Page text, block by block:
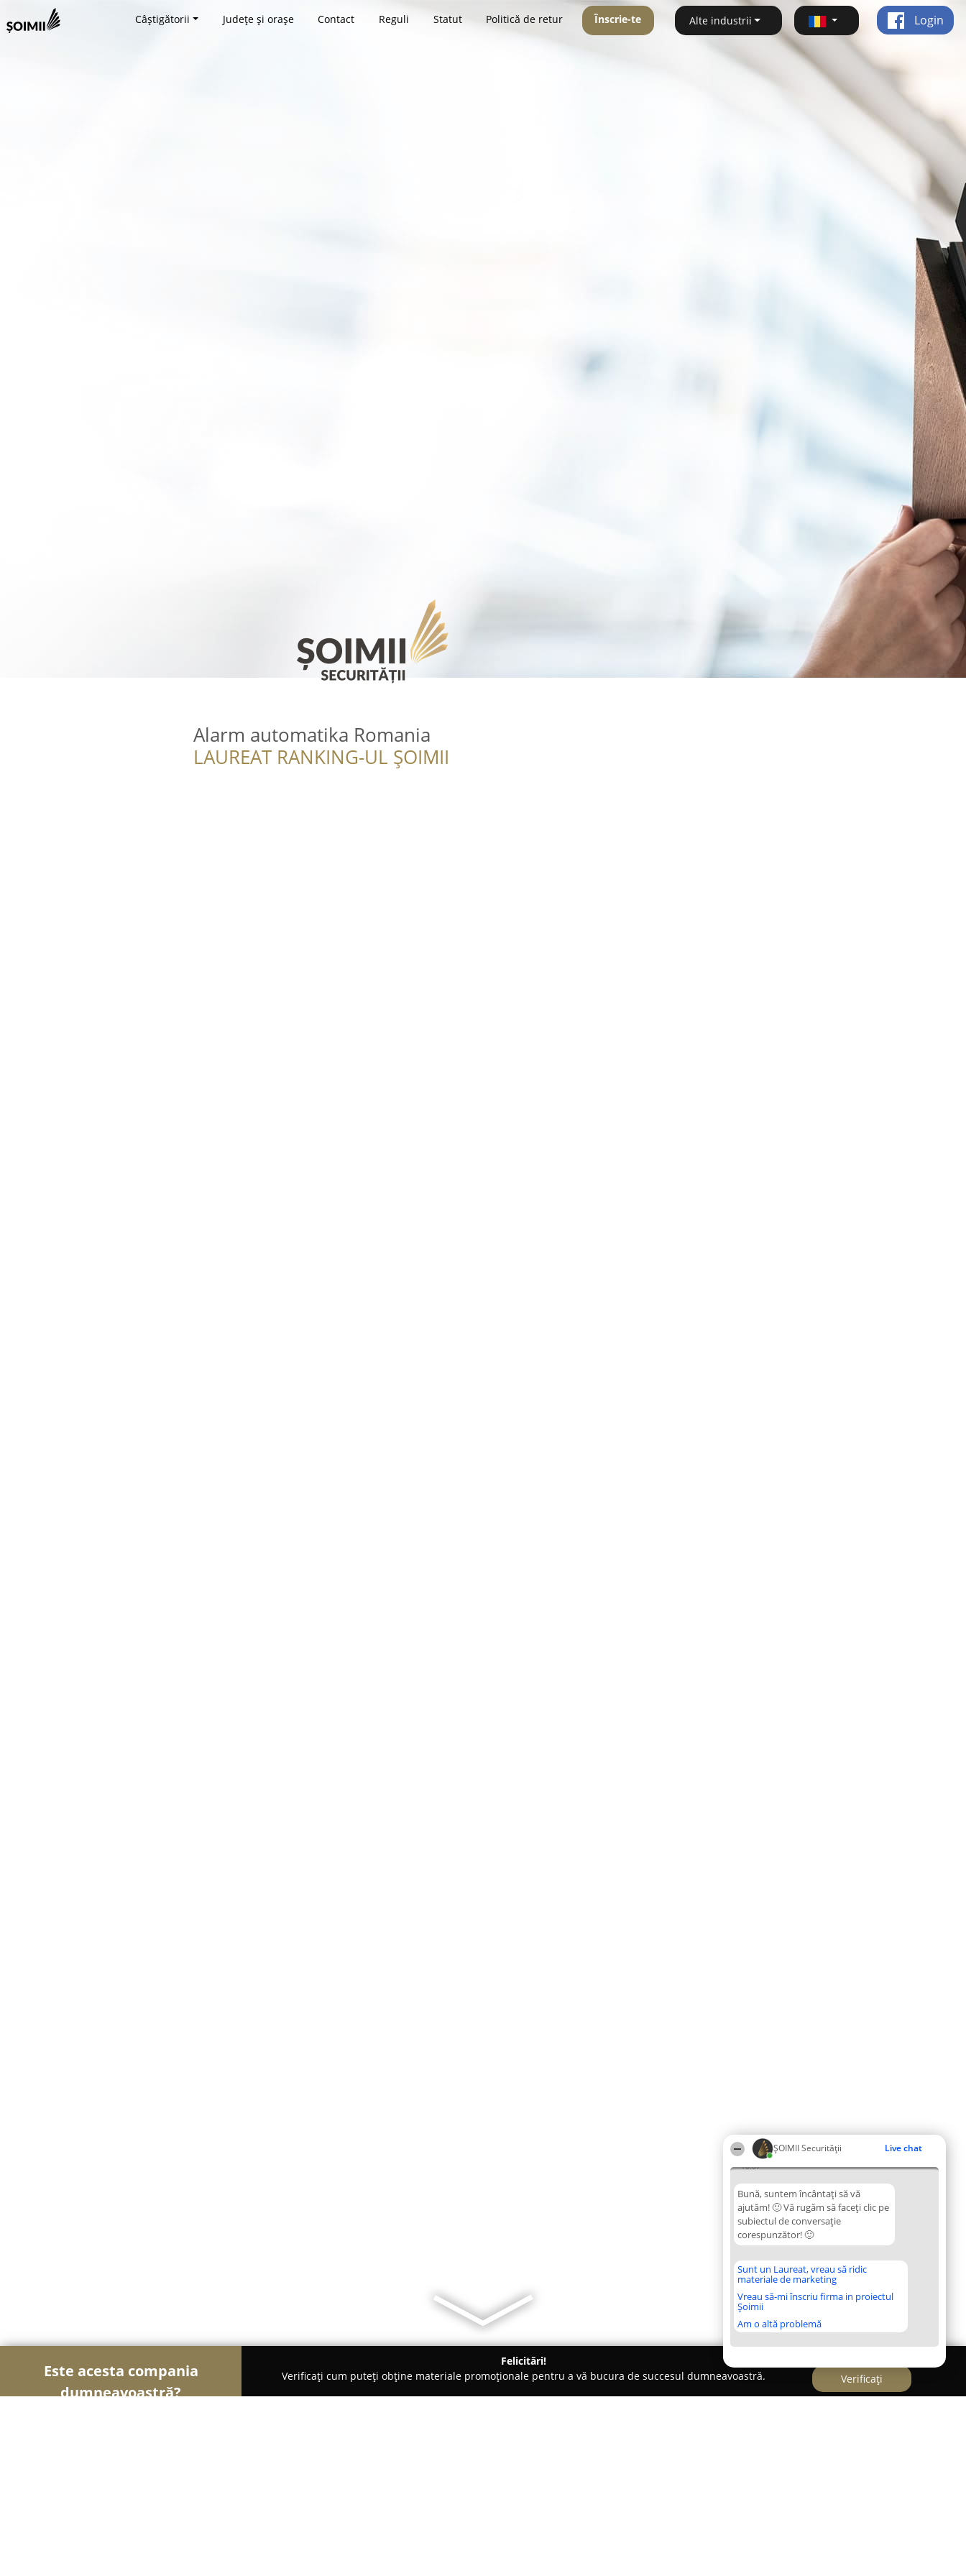
ȘOIMII Securității Live chat
10:07
Bună, suntem încântați să vă
ajutăm! 🙂 Vă rugăm să faceți clic pe
subiectul de conversație
corespunzător! 🙂
Sunt un Laureat, vreau să ridic
materiale de marketing
Vreau să-mi înscriu firma in proiectul
Șoimii
Am o altă problemă
Câștigătorii Județe și orașe Contact Reguli Statut Politică de retur Înscrie-te Alte industrii Login
Alarm automatika Romania
LAUREAT RANKING-UL ȘOIMII
Este acesta compania
dumneavoastră?
Felicitări!
Verificați cum puteți obține materiale promoționale pentru a vă bucura de succesul dumneavoastră.
Verificați